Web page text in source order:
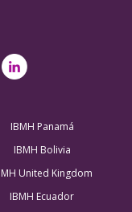
IBMH Panamá
IBMH Bolivia
United Kingdom
IBMH Ecuador